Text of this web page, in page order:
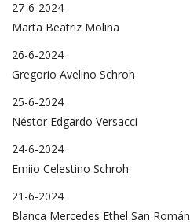
27-6-2024
Marta Beatriz Molina
26-6-2024
Gregorio Avelino Schroh
25-6-2024
Néstor Edgardo Versacci
24-6-2024
Emiio Celestino Schroh
21-6-2024
Blanca Mercedes Ethel San Román